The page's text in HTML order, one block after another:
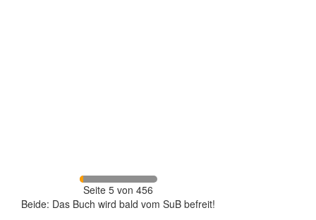
Seite 5 von 456
Beide: Das Buch wird bald vom SuB befreit!